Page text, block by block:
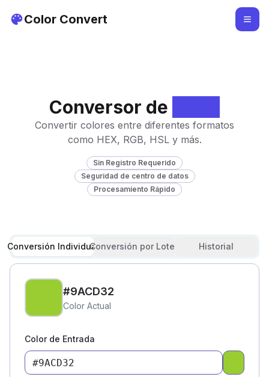
Color Convert
Conversor de
Convertir colores entre diferentes formatos
como HEX, RGB, HSL y más.
Sin Registro Requerido
Seguridad de centro de datos
Procesamiento Rápido
Conversión IndividualConversión por Lotes Historial
#9ACD32
Color Actual
Color de Entrada
Pick a